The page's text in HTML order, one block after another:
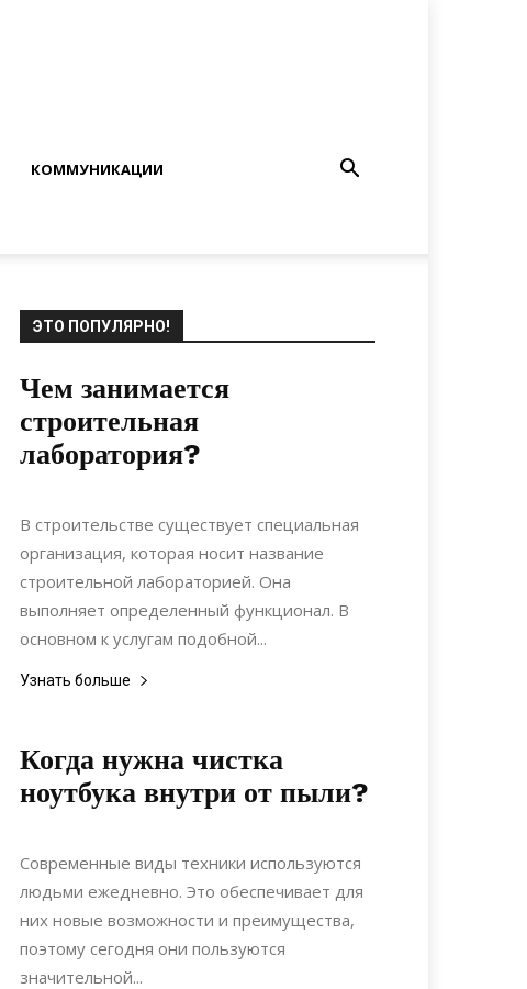
КОММУНИКАЦИИ
ЭТО ПОПУЛЯРНО!
Чем занимается
строительная
лаборатория?
13.11.2019
В строительстве существует специальная
организация, которая носит название
строительной лабораторией. Она
выполняет определенный функционал. В
основном к услугам подобной...
Узнать больше
Когда нужна чистка
ноутбука внутри от пыли?
20.07.2021 0
Современные виды техники используются
людьми ежедневно. Это обеспечивает для
них новые возможности и преимущества,
поэтому сегодня они пользуются
значительной...